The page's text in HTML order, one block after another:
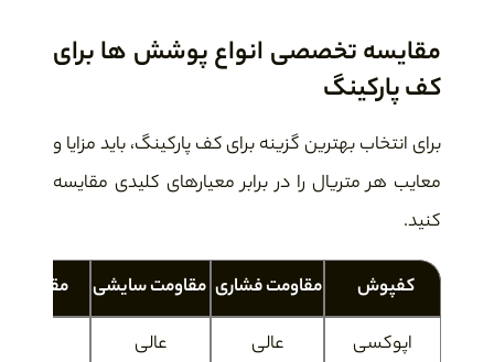
مقایسه تخصصی انواع پوشش ها برای
کف پارکینگ
برای انتخاب بهترین گزینه برای کف پارکینگ، باید مزایا و
معایب هر متریال را در برابر معیارهای کلیدی مقایسه
کنید.
کفپوش مقاومت فشاری مقاومت سایشی
مقاومت
اپوکسی
عالی عالی